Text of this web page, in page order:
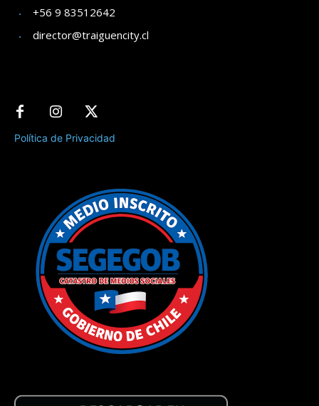
+56 9 83512642
director@traiguencity.cl
Política de Privacidad